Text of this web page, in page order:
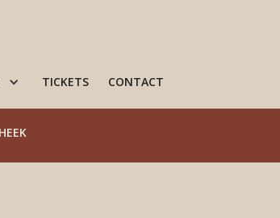
TICKETS CONTACT